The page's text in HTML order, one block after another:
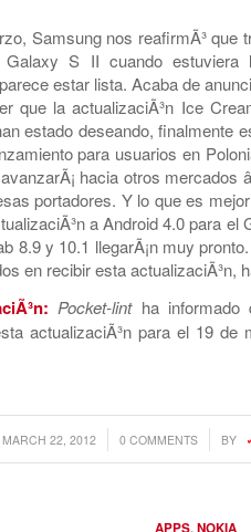
Samsung nos reafirmÃ³ que
Galaxy S II cuando estuviera
estar lista. Acaba de
que la actualizaciÃ³n Ice
estado deseando, finalmente
para usuarios en
hacia otros mercados
portadores. Y lo que es
a Android 4.0 para el
8.9 y 10.1 llegarÃ¡n muy
en recibir esta actualizaciÃ³n,
Pocket-lintha informado
actualizaciÃ³n para el 19 de
MARCH 22, 2012
/ 0 COMMENTS
/ BY